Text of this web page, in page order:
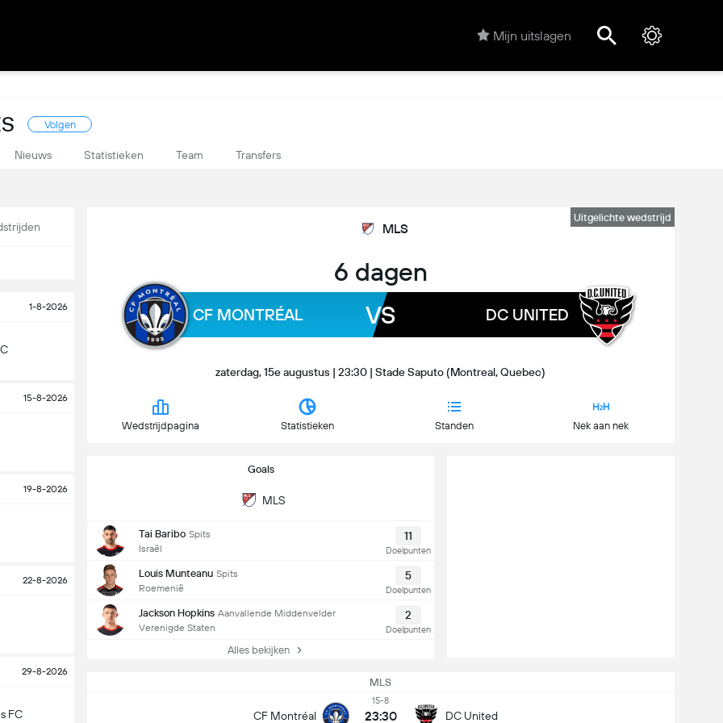
Mijn uitslagen
Volgen
Nieuws Statistieken Team Transfers
1-8-2026
15-8-2026
19-8-2026
22-8-2026
29-8-2026
FC
Uitgelichte wedstrijd
MLS
6 dagen
CF MONTRÉAL VS DC UNITED
zaterdag, 15e augustus | 23:30 | Stade Saputo (Montreal, Quebec)
Wedstrijdpagina Statistieken Standen Nek aan nek
Goals
MLS
Tai Baribo Spits
Israël
11
Doelpunten
Louis Munteanu Spits
Roemenië
5
Doelpunten
Jackson Hopkins Aanvallende Middenvelder
Verenigde Staten
2
Doelpunten
Alles bekijken
MLS
CF Montréal
15-8
23:30 DC United